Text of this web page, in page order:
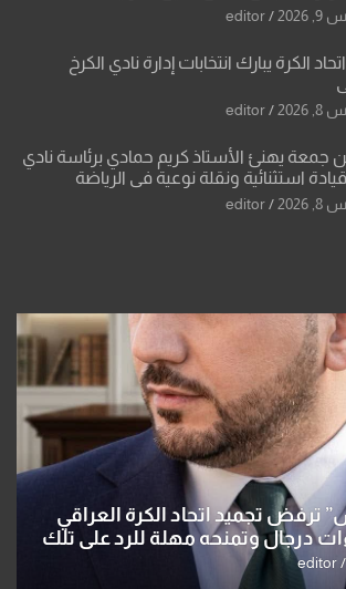
editor
الكرة يبارك انتخابات إدارة نادي الكرخ
editor
يهنئ الأستاذ كريم حمادي برئاسة نادي
استثنائية ونقلة نوعية في الرياضة
editor
ترفض تجميد اتحاد الكرة العراقي
درجال وتمنحه مهلة للرد على تلك
editor